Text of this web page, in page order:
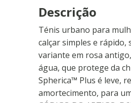
Descrição
Ténis urbano para
calçar simples e rápido,
variante em rosa
água, que protege da
Spherica™ Plus é leve,
amortecimento, para